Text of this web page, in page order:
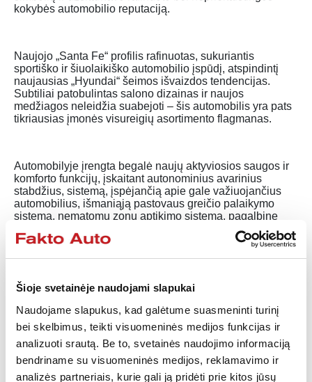
Šioje svetainėje naudojami slapukai
Naudojame slapukus, kad galėtume suasmeninti turinį
bei skelbimus, teikti visuomeninės medijos funkcijas ir
analizuoti srautą. Be to, svetainės naudojimo informaciją
bendriname su visuomeninės medijos, reklamavimo ir
analizės partneriais, kurie gali ją pridėti prie kitos jūsų
kokybės automobilio reputaciją.
Naujojo „Santa Fe“ profilis rafinuotas, sukuriantis
sportiško ir šiuolaikiško automobilio įspūdį, atspindintį
naujausias „Hyundai“ šeimos išvaizdos tendencijas.
Subtiliai patobulintas salono dizainas ir naujos
medžiagos neleidžia suabejoti – šis automobilis yra pats
tikriausias įmonės visureigių asortimento flagmanas.
Automobilyje įrengta begalė naujų aktyviosios saugos ir
komforto funkcijų, įskaitant autonominius avarinius
stabdžius, sistemą, įspėjančią apie gale važiuojančius
automobilius, išmaniąją pastovaus greičio palaikymo
sistemą, nematomų zonų aptikimo sistemą, pagalbinę
rikiavimosi sistemą ir pagalbinę tolimųjų šviesų sistemą.
„Android Auto“
„Hyundai Motor“ yra pirmoji automobilių gamintoja
pasaulyje, įdiegusi „Android Auto“ savo automobiliuose.
Ši sistema įdiegta anksčiau šiais metais JAV rinkai
pristatyme „Hyundai Sonata“ modelyje. O dabar „Hyundai
Motor“ bus viena iš pirmųjų automobilių gamintojų
Europoje, į savo automobilių komplektaciją įtraukusių